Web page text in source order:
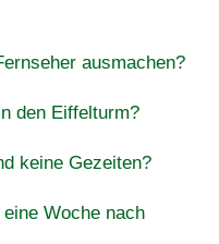
ausmachen?
den Eiffelturm?
keine Gezeiten?
Woche nach